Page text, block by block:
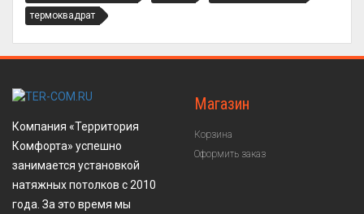
термоквадрат
Компания «Территория
Комфорта» успешно
занимается установкой
натяжных потолков с 2010
года. За это время мы
Магазин
Корзина
Оформить заказ